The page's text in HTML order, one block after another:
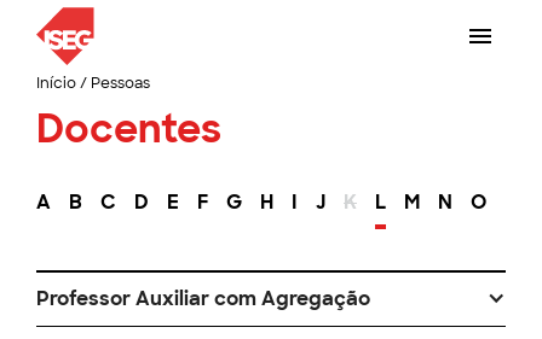
Início/ Pessoas
Docentes
A B C D E F G H I J K L M N O
Professor Auxiliar com Agregação